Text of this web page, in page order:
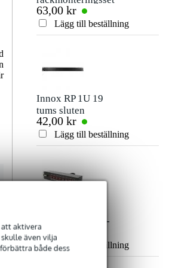
att aktivera
även vilja
både dess
Betyg
Skicka
63,00 kr
Lägg till beställning
Innox RP 1U 19
tums sluten
blindpanel
42,00 kr
Lägg till beställning
Switch 8 MKII 8-
Way DJ Switch
437,00 kr
Lägg till beställning